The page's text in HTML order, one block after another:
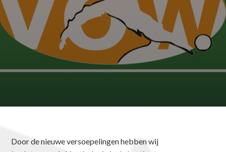
Door de nieuwe versoepelingen hebben wij